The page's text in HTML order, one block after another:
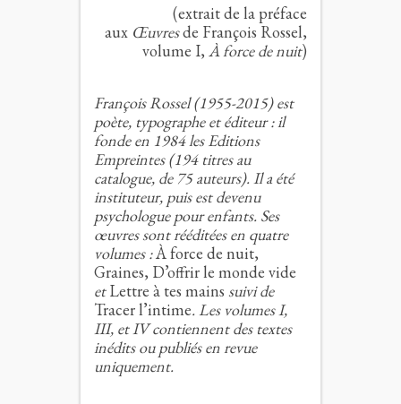
(extrait de la préface
aux Œuvresde François Rossel,
volume I, À force de nuit)
François Rossel (1955-2015) est
poète, typographe et éditeur : il
fonde en 1984 les Editions
Empreintes (194 titres au
catalogue, de 75 auteurs). Il a été
instituteur, puis est devenu
psychologue pour enfants. Ses
œuvres sont rééditées en quatre
volumes :À force de nuit,
Graines, D’offrir le monde vide
etLettre à tes mains suivi de
Tracer l’intime. Les volumes I,
III, et IV contiennent des textes
inédits ou publiés en revue
uniquement.